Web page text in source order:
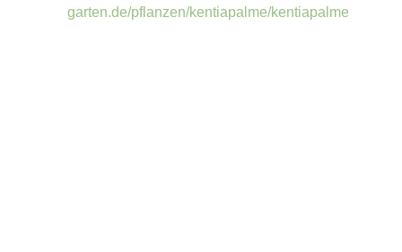
garten.de/pflanzen/kentiapalme/kentiapalme